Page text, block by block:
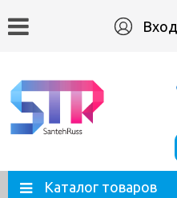
Вход
Каталог товаров